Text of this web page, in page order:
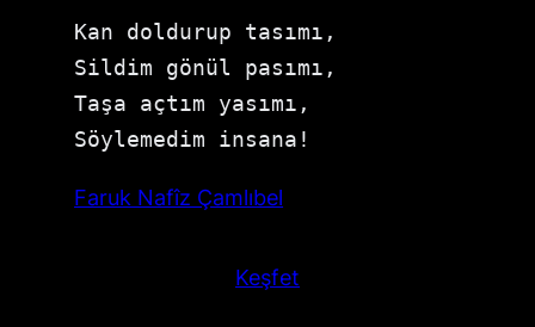
Kan doldurup tasımı,
Sildim gönül pasımı,
Taşa açtım yasımı,
Söylemedim insana!
Faruk Nafîz Çamlıbel
Keşfet